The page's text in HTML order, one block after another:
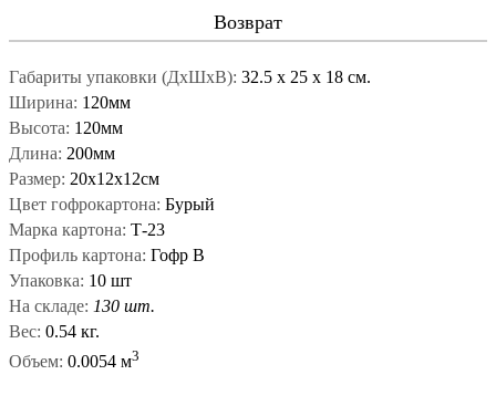
Возврат
Габариты упаковки (ДxШxВ): 32.5 x 25 x 18 см.
Ширина: 120мм
Высота: 120мм
Длина: 200мм
Размер: 20х12х12см
Цвет гофрокартона: Бурый
Марка картона: Т-23
Профиль картона: Гофр В
Упаковка: 10 шт
На складе: 130 шт.
Вес: 0.54 кг.
Объем: 0.0054 м3